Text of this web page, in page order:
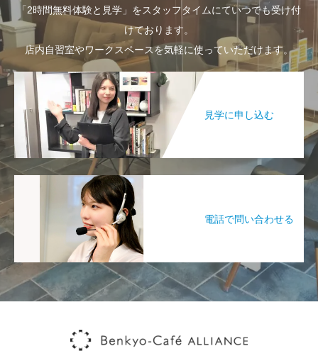
「2時間無料体験と見学」をスタッフタイムにていつでも受け付
けております。
店内自習室やワークスペースを気軽に使っていただけます。
見学に申し込む
電話で問い合わせる